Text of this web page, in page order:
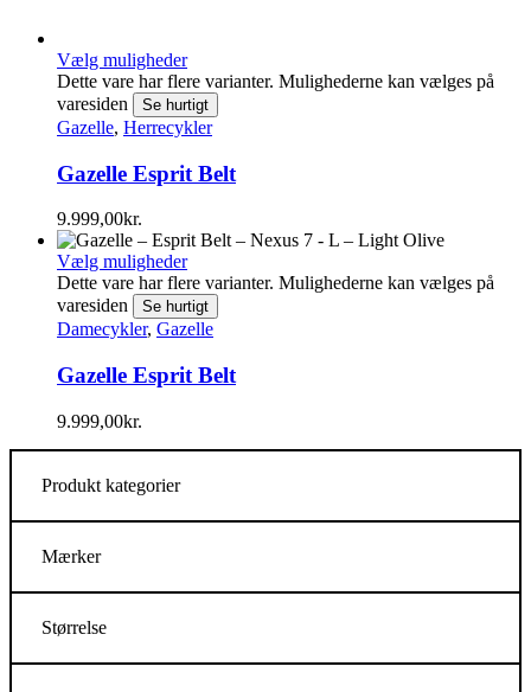
Vælg muligheder
Dette vare har flere varianter. Mulighederne kan vælges på
varesiden
Se hurtigt
Gazelle, Herrecykler
Gazelle Esprit Belt
9.999,00kr.
Vælg muligheder
Dette vare har flere varianter. Mulighederne kan vælges på
varesiden
Se hurtigt
Damecykler, Gazelle
Gazelle Esprit Belt
9.999,00kr.
Produkt kategorier
Mærker
Størrelse